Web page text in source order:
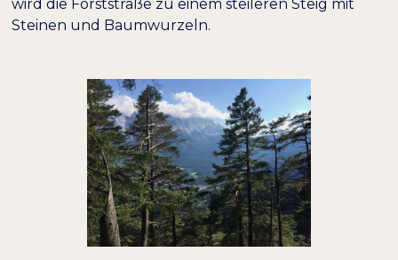
wird die Forststraße zu einem steileren Steig mit
Steinen und Baumwurzeln.